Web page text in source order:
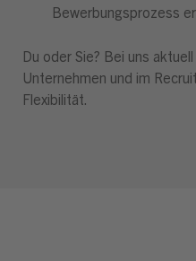
Bewerbungsprozess
Du oder Sie? Bei uns
Unternehmen und im
Flexibilität.